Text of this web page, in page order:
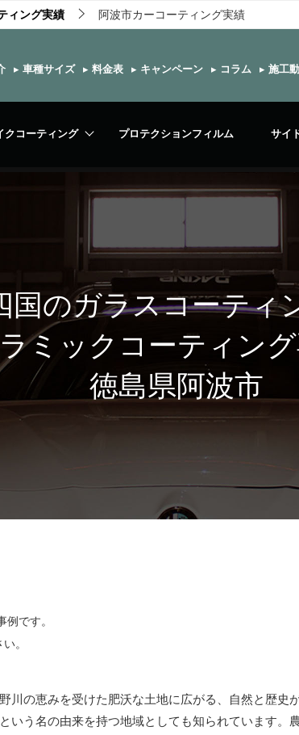
ィング実績 阿波市カーコーティング実績
▸ 車種サイズ ▸ 料金表 ▸ キャンペーン ▸ コラム ▸ 施工
クコーティング プロテクションフィルム サイ
国のガラスコーティ
ミックコーティン
徳島県阿波市
です。
。
川の恵みを受けた肥沃な土地に広がる、自然と歴史
いう名の由来を持つ地域としても知られています。